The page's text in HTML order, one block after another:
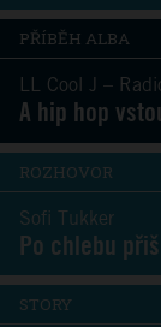
PŘÍBĚH ALBA
LL Cool J –
A hip hop
ROZHOVOR
Sofi Tukker
Po chlebu
STORY